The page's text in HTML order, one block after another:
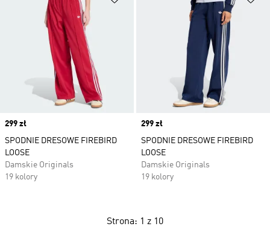
Price
299 zł
SPODNIE DRESOWE FIREBIRD
LOOSE
Damskie Originals
19 kolory
Price
299 zł
SPODNIE DRESOWE FIREBIRD
LOOSE
Damskie Originals
19 kolory
Strona: 1 z 10